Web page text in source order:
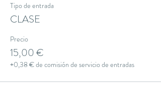
Tipo de entrada
CLASE
Precio
15,00 €
+0,38 € de comisión de servicio de entradas